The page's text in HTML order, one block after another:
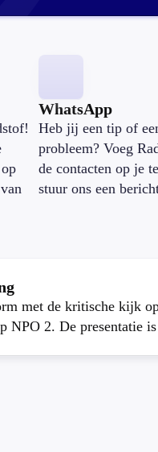
WhatsApp
Heb jij een tip of
probleem? Voeg
de contacten op je
stuur ons een
met de kritische kijk
NPO 2. De presentatie